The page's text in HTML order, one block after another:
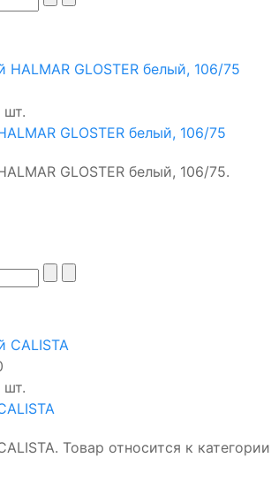
шт.
GLOSTER белый, 106/75
GLOSTER белый, 106/75.
шт.
Товар относится к категории